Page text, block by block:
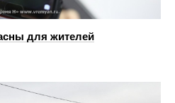
для жителей